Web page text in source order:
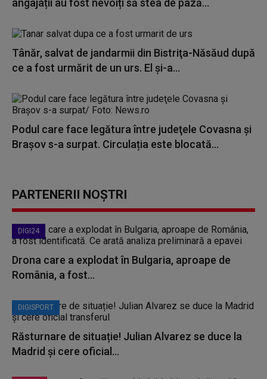
angajații au fost nevoiți să stea de pază...
Tânăr, salvat de jandarmii din Bistriţa-Năsăud după
ce a fost urmărit de un urs. El şi-a...
Podul care face legătura între judeţele Covasna şi
Braşov s-a surpat. Circulația este blocată...
PARTENERII NOȘTRI
DIGI24
Drona care a explodat în Bulgaria, aproape de
România, a fost...
DIGISPORT
Răsturnare de situație! Julian Alvarez se duce la
Madrid și cere oficial...